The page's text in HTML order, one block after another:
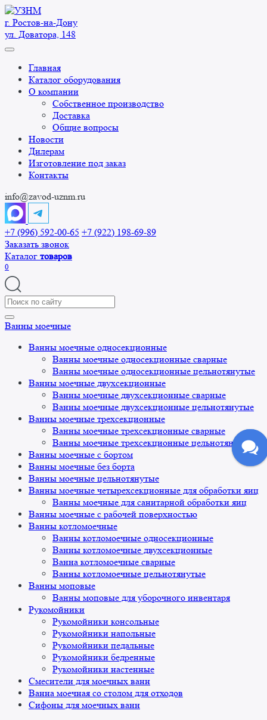
Перейти
к
содержанию
г. Ростов-на-Дону
ул. Доватора, 148
Главная
Каталог оборудования
О компании
Собственное производство
Доставка
Общие вопросы
Новости
Дилерам
Изготовление под заказ
Контакты
info@zavod-uznm.ru
+7 (996) 592-00-65 +7 (922) 198-69-89
Заказать звонок
Каталог товаров
0
Search
for:
Ванны моечные
Ванны моечные односекционные
Ванны моечные односекционные сварные
Ванны моечные односекционные цельнотянутые
Ванны моечные двухсекционные
Ванны моечные двухсекционные сварные
Ванны моечные двухсекционные цельнотянутые
Ванны моечные трехсекционные
Ванны моечные трехсекционные сварные
Ванны моечные трехсекционные цельнотянутые
Ванны моечные с бортом
Ванны моечные без борта
Ванны моечные цельнотянутые
Ванны моечные четырехсекционные для обработки яиц
Ванны моечные для санитарной обработки яиц
Ванны моечные с рабочей поверхностью
Ванны котломоечные
Ванны котломоечные односекционные
Ванны котломоечные двухсекционные
Ванна котломоечные сварные
Ванны котломоечные цельнотянутые
Ванны моповые
Ванны моповые для уборочного инвентаря
Рукомойники
Рукомойники консольные
Рукомойники напольные
Рукомойники педальные
Рукомойники бедренные
Рукомойники настенные
Смесители для моечных ванн
Ванна моечная со столом для отходов
Сифоны для моечных ванн